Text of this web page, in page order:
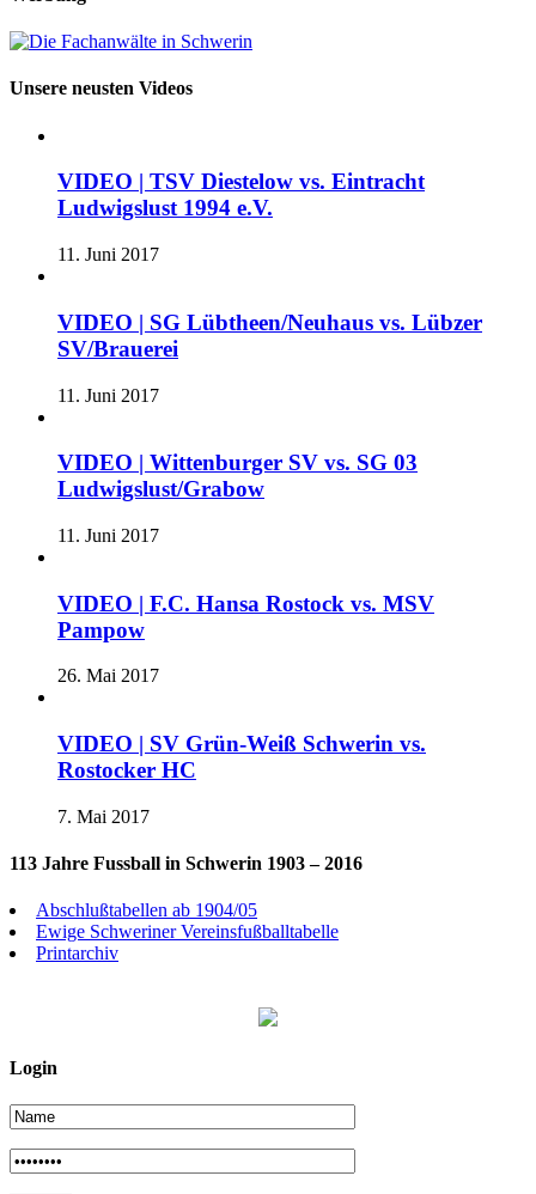
Unsere neusten Videos
VIDEO | TSV Diestelow vs. Eintracht
Ludwigslust 1994 e.V.
11. Juni 2017
VIDEO | SG Lübtheen/Neuhaus vs. Lübzer
SV/Brauerei
11. Juni 2017
VIDEO | Wittenburger SV vs. SG 03
Ludwigslust/Grabow
11. Juni 2017
VIDEO | F.C. Hansa Rostock vs. MSV
Pampow
26. Mai 2017
VIDEO | SV Grün-Weiß Schwerin vs.
Rostocker HC
7. Mai 2017
113 Jahre Fussball in Schwerin 1903 – 2016
Abschlußtabellen ab 1904/05
Ewige Schweriner Vereinsfußballtabelle
Printarchiv
Login